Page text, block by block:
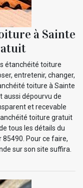
à Sainte
étanchéité toiture
entretenir, changer,
toiture à Sainte
aussi dépourvu de
et recevable
toiture gratuit
tous les détails du
Pour ce faire,
sur son site suffira.